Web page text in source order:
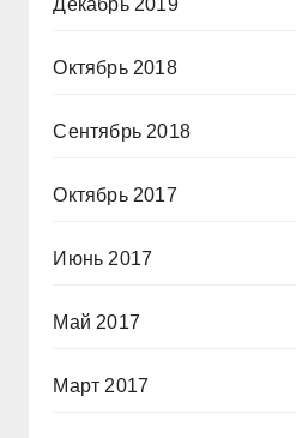
Декабрь 2019
Октябрь 2018
Сентябрь 2018
Октябрь 2017
Июнь 2017
Май 2017
Март 2017